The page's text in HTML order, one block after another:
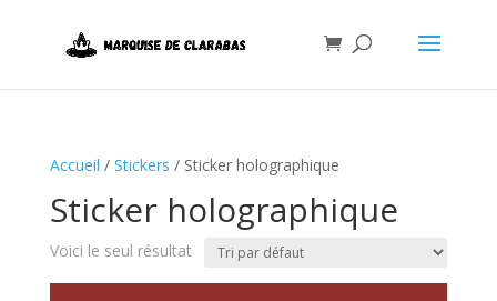
Accueil / Stickers / Sticker holographique
Sticker holographique
Voici le seul résultat